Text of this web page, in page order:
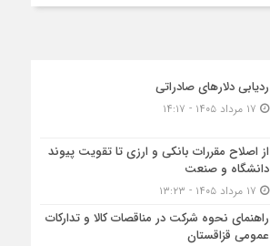
ردیابی دلارهای صادراتی
از اصلاح مقررات بانکی و ارزی تا تقویت پیوند
دانشگاه و صنعت
راهنمای نحوه شرکت در مناقصات کالا و تدارکات
عمومی قزاقستان